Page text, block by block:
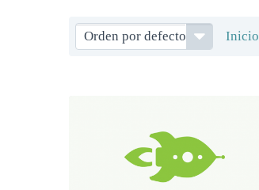
Orden por defecto Inicio